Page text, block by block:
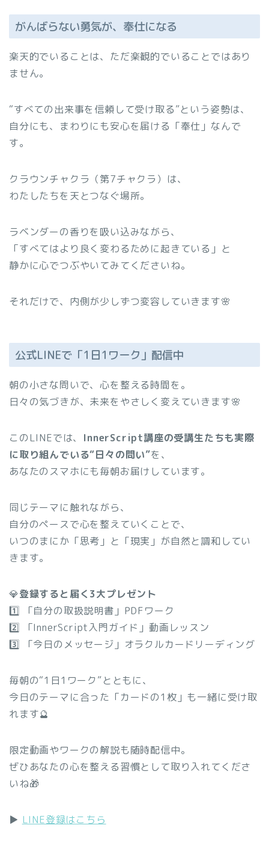
がんばらない勇気が、奉仕になる
楽天的でいることは、ただ楽観的でいることではあり
ません。
“すべての出来事を信頼して受け取る”という姿勢は、
自分にも、まわりにも安心を届ける「奉仕」なんで
す。
クラウンチャクラ（第7チャクラ）は、
わたしたちを天とつなぐ場所。
ラベンダーの香りを吸い込みながら、
「すべてはより良く変わるために起きている」と
静かに心でつぶやいてみてくださいね。
それだけで、内側が少しずつ変容していきます🌸
公式LINEで「1日1ワーク」配信中
朝の小さな問いで、心を整える時間を。
日々の気づきが、未来をやさしく変えていきます🌸
このLINEでは、 InnerScript講座の受講生たちも実際
に取り組んでいる“日々の問い”を、
あなたのスマホにも毎朝お届けしています。
同じテーマに触れながら、
自分のペースで心を整えていくことで、
いつのまにか「思考」と「現実」が自然と調和してい
きます。
💎登録すると届く3大プレゼント
1️⃣ 「自分の取扱説明書」PDFワーク
2️⃣ 「InnerScript入門ガイド」動画レッスン
3️⃣ 「今日のメッセージ」オラクルカードリーディング
毎朝の“1日1ワーク”とともに、
今日のテーマに合った「カードの1枚」も一緒に受け取
れます🔮
限定動画やワークの解説も随時配信中。
ぜひあなたの心を整える習慣として取り入れてくださ
いね🎁
▶️ LINE登録はこちら